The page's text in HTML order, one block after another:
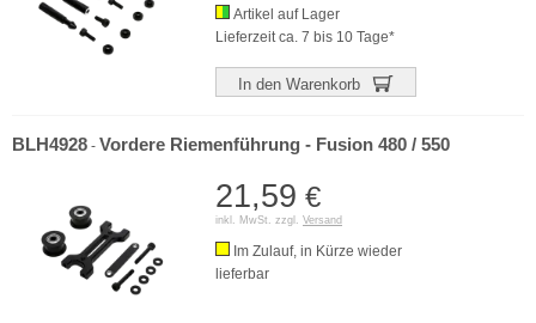
Artikel auf Lager
Lieferzeit ca. 7 bis 10 Tage*
In den Warenkorb
BLH4928 - Vordere Riemenführung - Fusion 480 / 550
21,59 €
inkl. MwSt. zzgl. Versand
Im Zulauf, in Kürze wieder
lieferbar